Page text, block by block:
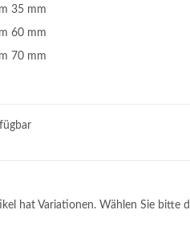
35 mm
60 mm
70 mm
hat Variationen. Wählen Sie bitte